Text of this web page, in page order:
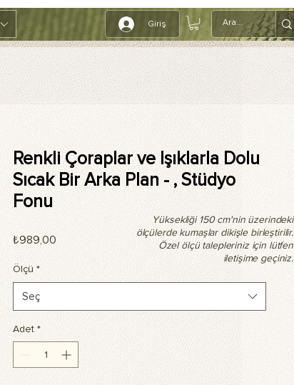
Giriş
Renkli Çoraplar ve Işıklarla Dolu
Sıcak Bir Arka Plan - , Stüdyo
Fonu
₺989,00
Ölçü *
Seç
Adet *
Yüksekliği 150 cm'nin üzerindeki
ölçülerde kumaşlar dikişle birleştirilir.
Özel ölçü talepleriniz için lütfen
iletişime geçiniz.